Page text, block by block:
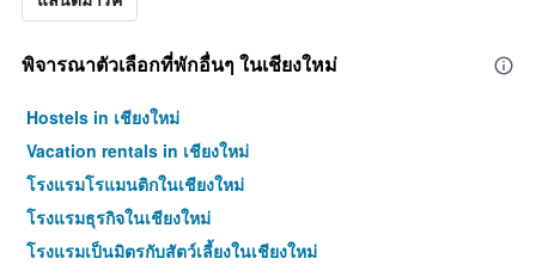
พิจารณาตัวเลือกที่พักอื่นๆ ในเชียงใหม่
Hostels in เชียงใหม่
Vacation rentals in เชียงใหม่
โรงแรมโรแมนติกในเชียงใหม่
โรงแรมธุรกิจในเชียงใหม่
โรงแรมเป็นมิตรกับสัตว์เลี้ยงในเชียงใหม่